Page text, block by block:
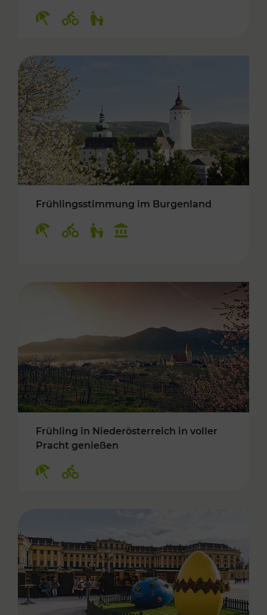
Frühlingsstimmung im Burgenland
Frühling in Niederösterreich in voller
Pracht genießen